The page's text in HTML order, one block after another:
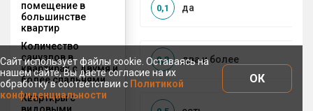
помещение в
большинстве
квартир
да
0,1
Количество
санузлов в
квартирах с двумя и
более спальнями
два и более
0,3
Квартиры с
видовыми
Сайт использует файлы cookie. Оставаясь на
нашем сайте, Вы даете согласие на их
обработку в соответствии с Политикой
конфиденциальности
ОК